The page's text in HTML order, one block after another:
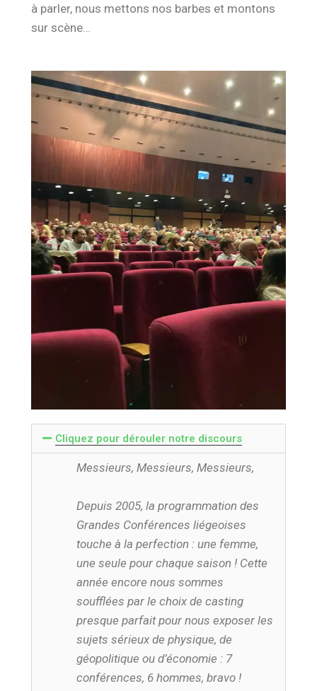
à parler, nous mettons nos barbes et montons
sur scène…
Cliquez pour dérouler notre discours
Messieurs, Messieurs, Messieurs,
Depuis 2005, la programmation des
Grandes Conférences liégeoises
touche à la perfection : une femme,
une seule pour chaque saison ! Cette
année encore nous sommes
soufflées par le choix de casting
presque parfait pour nous exposer les
sujets sérieux de physique, de
géopolitique ou d’économie : 7
conférences, 6 hommes, bravo !